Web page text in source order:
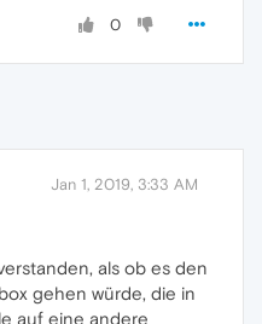
0
Jan 1, 2019, 3:33 AM
als ob es den
gehen würde, die in
auf eine andere